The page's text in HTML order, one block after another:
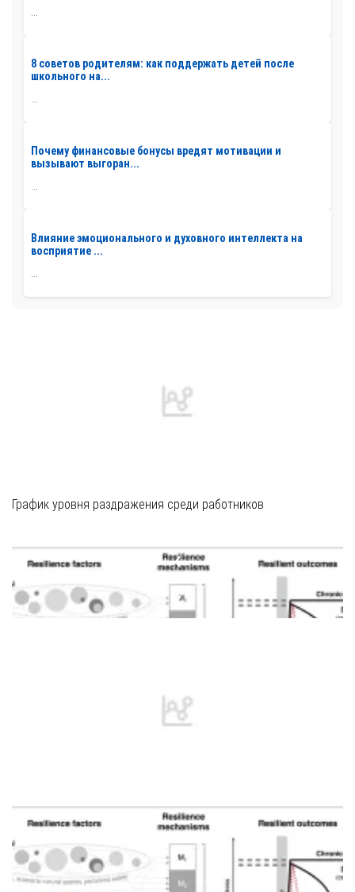
8 советов родителям: как поддержать детей после
школьного на...
...
Почему финансовые бонусы вредят мотивации и
вызывают выгоран...
Влияние эмоционального и духовного интеллекта на
восприятие ...
График уровня раздражения среди работников
❮
❯